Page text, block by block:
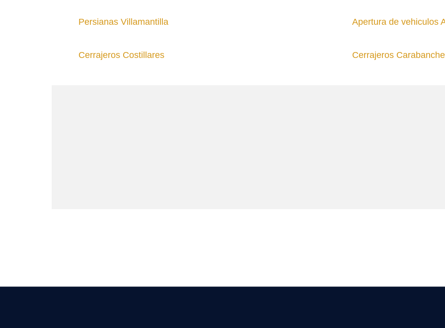
Persianas Villamantilla Apertura de vehiculos
Cerrajeros Costillares Cerrajeros